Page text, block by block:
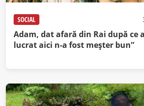
SOCIAL
Adam, dat afară din Rai după ce
lucrat aici n-a fost meșter bun”